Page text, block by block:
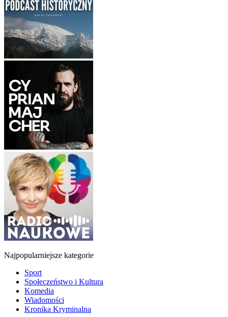
Najpopularniejsze kategorie
Sport
Społeczeństwo i Kultura
Komedia
Wiadomości
Kronika Kryminalna